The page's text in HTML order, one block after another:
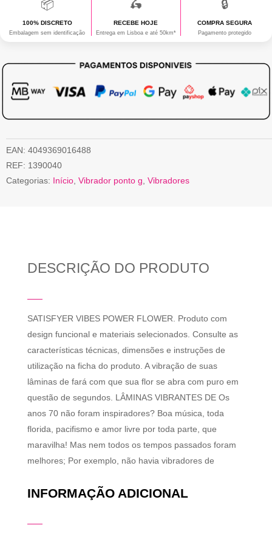
📦
100% DISCRETO
Embalagem sem identificação
🛵
RECEBE HOJE
Entrega em Lisboa e até 50km*
🔒
COMPRA SEGURA
Pagamento protegido
EAN: 4049369016488
REF: 1390040
Categorias: Início Vibrador ponto g Vibradores
DESCRIÇÃO DO PRODUTO
SATISFYER VIBES POWER FLOWER. Produto com
design funcional e materiais selecionados. Consulte as
características técnicas, dimensões e instruções de
utilização na ficha do produto. A vibração de suas
lâminas de fará com que sua flor se abra com puro em
questão de segundos. LÂMINAS VIBRANTES DE Os
anos 70 não foram inspiradores? Boa música, toda
florida, pacifismo e amor livre por toda parte, que
maravilha! Mas nem todos os tempos passados ​​foram
melhores; Por exemplo, não havia vibradores de
INFORMAÇÃO ADICIONAL